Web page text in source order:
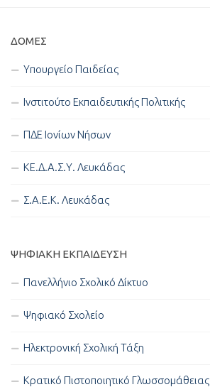
ΔΟΜΈΣ
Υπουργείο Παιδείας
Ινστιτούτο Εκπαιδευτικής Πολιτικής
ΠΔΕ Ιονίων Νήσων
ΚΕ.Δ.Α.Σ.Υ. Λευκάδας
Σ.Α.Ε.Κ. Λευκάδας
ΨΗΦΙΑΚΉ ΕΚΠΑΊΔΕΥΣΗ
Πανελλήνιο Σχολικό Δίκτυο
Ψηφιακό Σχολείο
Ηλεκτρονική Σχολική Τάξη
Κρατικό Πιστοποιητικό Γλωσσομάθειας